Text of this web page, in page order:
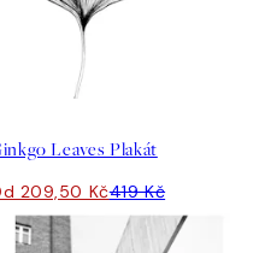
Leaves Plakát
209,50 Kč419 Kč